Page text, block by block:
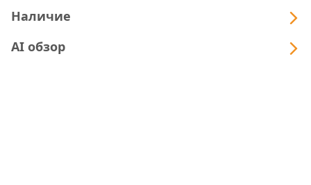
Наличие
AI обзор